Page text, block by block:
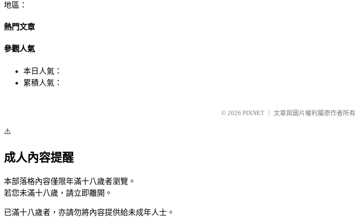
地區：
熱門文章
參觀人氣
本日人氣：
累積人氣：
© 2026 PIXNET 文章與圖片權利屬原作者所有
⚠️
成人內容提醒
本部落格內容僅限年滿十八歲者瀏覽。
若您未滿十八歲，請立即離開。
已滿十八歲者，亦請勿將內容提供給未成年人士。